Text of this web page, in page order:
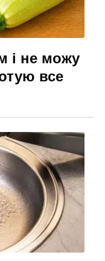
і не можу
все